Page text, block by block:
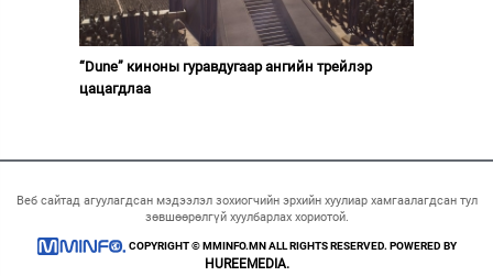
“Dune” киноны гуравдугаар ангийн трейлэр
цацагдлаа
Веб сайтад агуулагдсан мэдээлэл зохиогчийн эрхийн хуулиар хамгаалагдсан тул
зөвшөөрөлгүй хуулбарлах хориотой.
COPYRIGHT © MMINFO.MN ALL RIGHTS RESERVED. POWERED BY
HUREEMEDIA.